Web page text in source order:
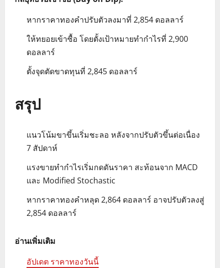
หากราคาทองคำปรับตัวลงมาที่ 2,854 ดอลลาร์
ให้ทยอยเข้าซื้อ โดยตั้งเป้าหมายทำกำไรที่ 2,900
ดอลลาร์
ตั้งจุดตัดขาดทุนที่ 2,845 ดอลลาร์
สรุป
แนวโน้มขาขึ้นเริ่มชะลอ หลังจากปรับตัวขึ้นต่อเนื่อง
7 สัปดาห์
แรงขายทำกำไรเริ่มกดดันราคา สะท้อนจาก MACD
และ Modified Stochastic
หากราคาทองคำหลุด 2,864 ดอลลาร์ อาจปรับตัวลงสู่
2,854 ดอลลาร์
อ่านเพิ่มเติม
อัปเดต ราคาทองวันนี้